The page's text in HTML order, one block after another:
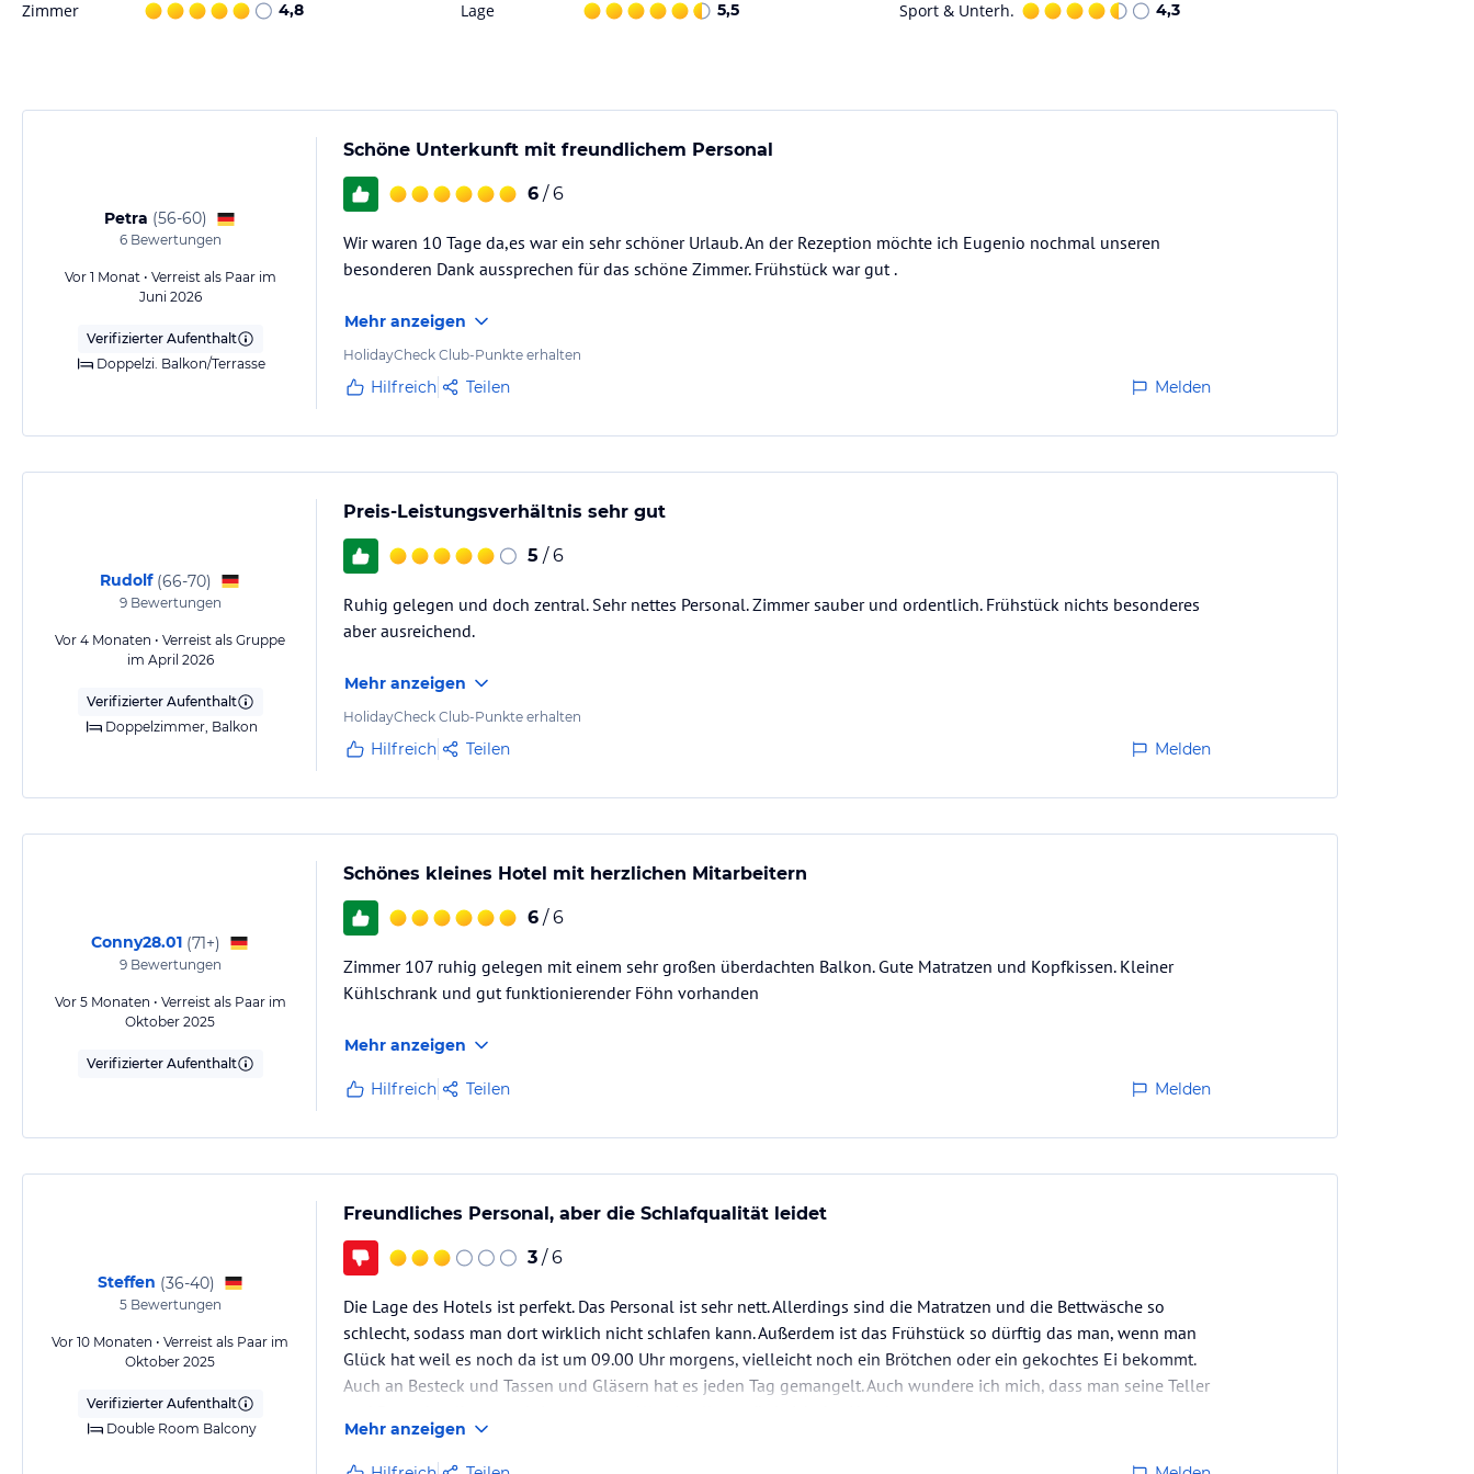
Zimmer 4,8 Lage 5,5 Sport & Unterh. 4,3
Petra (56-60)
6Bewertungen
Vor 1 Monat • Verreist als Paar im
Juni 2026
Verifizierter Aufenthalt
Doppelzi. Balkon/Terrasse
Schöne Unterkunft mit freundlichem Personal
6 / 6
Wir waren 10 Tage da,es war ein sehr schöner Urlaub. An der Rezeption möchte ich Eugenio nochmal unseren
besonderen Dank aussprechen für das schöne Zimmer. Frühstück war gut .
Mehr anzeigen
HolidayCheck Club-Punkte erhalten
Hilfreich Teilen Melden
Rudolf (66-70)
9Bewertungen
Vor 4 Monaten • Verreist als Gruppe
im April 2026
Verifizierter Aufenthalt
Doppelzimmer, Balkon
Preis-Leistungsverhältnis sehr gut
5 / 6
Ruhig gelegen und doch zentral. Sehr nettes Personal. Zimmer sauber und ordentlich. Frühstück nichts besonderes
aber ausreichend.
Mehr anzeigen
HolidayCheck Club-Punkte erhalten
Hilfreich Teilen Melden
Conny28.01 (71+)
9Bewertungen
Vor 5 Monaten • Verreist als Paar im
Oktober 2025
Verifizierter Aufenthalt
Schönes kleines Hotel mit herzlichen Mitarbeitern
6 / 6
Zimmer 107 ruhig gelegen mit einem sehr großen überdachten Balkon. Gute Matratzen und Kopfkissen. Kleiner
Kühlschrank und gut funktionierender Föhn vorhanden
Mehr anzeigen
Hilfreich Teilen Melden
Steffen (36-40)
5Bewertungen
Vor 10 Monaten • Verreist als Paar im
Oktober 2025
Verifizierter Aufenthalt
Double Room Balcony
Freundliches Personal, aber die Schlafqualität leidet
3 / 6
Die Lage des Hotels ist perfekt. Das Personal ist sehr nett. Allerdings sind die Matratzen und die Bettwäsche so
schlecht, sodass man dort wirklich nicht schlafen kann. Außerdem ist das Frühstück so dürftig das man, wenn man
Glück hat weil es noch da ist um 09.00 Uhr morgens, vielleicht noch ein Brötchen oder ein gekochtes Ei bekommt.
Auch an Besteck und Tassen und Gläsern hat es jeden Tag gemangelt. Auch wundere ich mich, dass man seine Teller
Mehr anzeigen